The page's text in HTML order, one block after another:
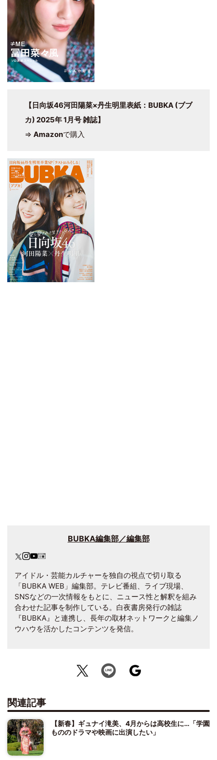
【日向坂46河田陽菜×丹生明里表紙：BUBKA (ブブ
カ) 2025年 1月号 雑誌】
⇒ Amazonで購入
BUBKA編集部／編集部
アイドル・芸能カルチャーを独自の視点で切り取る
「BUBKA WEB」編集部。テレビ番組、ライブ現場、
SNSなどの一次情報をもとに、ニュース性と解釈を組み
合わせた記事を制作している。白夜書房発行の雑誌
『BUBKA』と連携し、長年の取材ネットワークと編集ノ
ウハウを活かしたコンテンツを発信。
関連記事
【新春】ギュナイ滝美、4月からは高校生に…「学園
もののドラマや映画に出演したい」